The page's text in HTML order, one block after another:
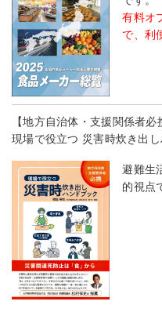
有料オ
で、利
【地方自治体・支援関係者必
現場で役立つ 災害時炊き出
避難生
的視点